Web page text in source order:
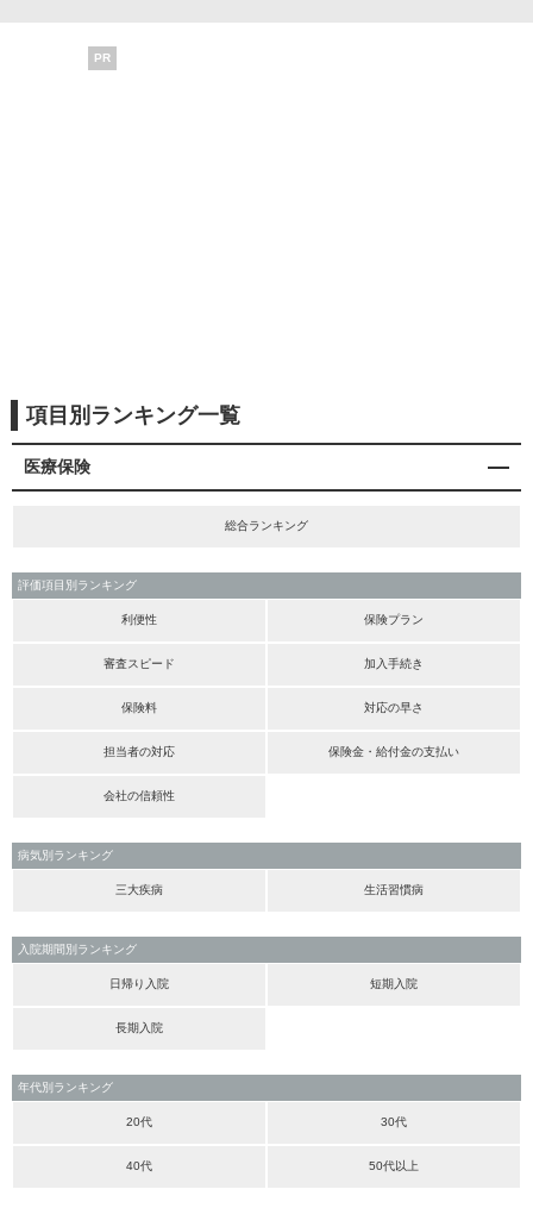
PR
項目別ランキング一覧
医療保険
総合ランキング
評価項目別ランキング
利便性 保険プラン
審査スピード 加入手続き
保険料 対応の早さ
担当者の対応 保険金・給付金の支払い
会社の信頼性
病気別ランキング
三大疾病 生活習慣病
入院期間別ランキング
日帰り入院 短期入院
長期入院
年代別ランキング
20代 30代
40代 50代以上